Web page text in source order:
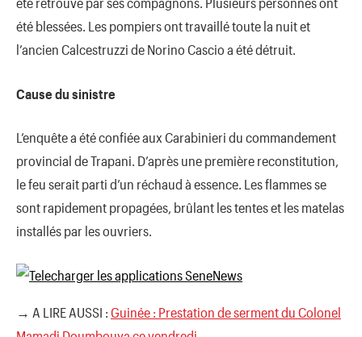
été blessées. Les pompiers ont travaillé toute la nuit et
l’ancien Calcestruzzi de Norino Cascio a été détruit.
Cause du sinistre
L’enquête a été confiée aux Carabinieri du commandement
provincial de Trapani. D’après une première reconstitution,
le feu serait parti d’un réchaud à essence. Les flammes se
sont rapidement propagées, brûlant les tentes et les matelas
installés par les ouvriers.
→ A LIRE AUSSI : Guinée : Prestation de serment du Colonel